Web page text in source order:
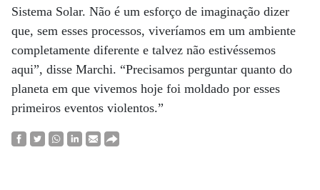
Sistema Solar. Não é um esforço de imaginação dizer
que, sem esses processos, viveríamos em um ambiente
completamente diferente e talvez não estivéssemos
aqui”, disse Marchi. “Precisamos perguntar quanto do
planeta em que vivemos hoje foi moldado por esses
primeiros eventos violentos.”